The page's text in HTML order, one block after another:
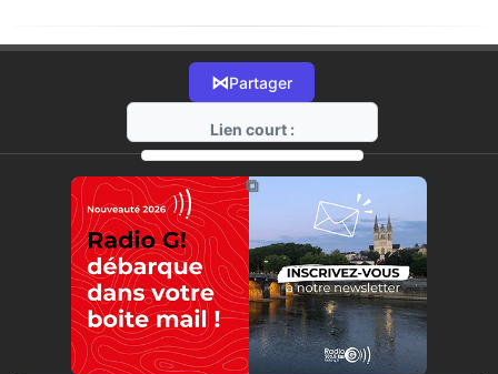
⋈Partager
Lien court :
https://radio-g.fr?2442
⧉